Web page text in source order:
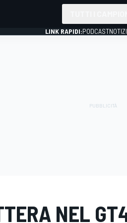
LINK RAPIDI:PODCAST
NEL